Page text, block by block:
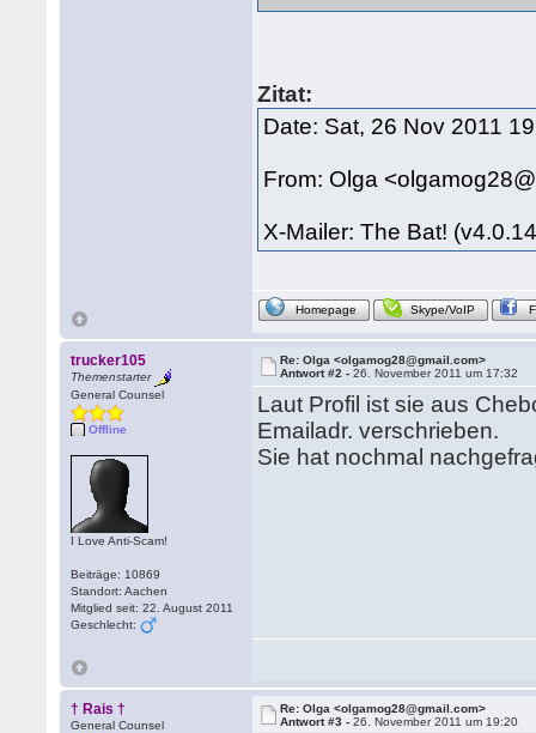
Zitat:
Date: Sat, 26 Nov 2011
From: Olga
X-Mailer: The Bat!
Homepage Skype/VoIP
trucker105
Themenstarter
General Counsel
Offline
I Love Anti-Scam!
Beiträge: 10869
Standort: Aachen
Mitglied seit: 22. August 2011
Geschlecht:
Re: Olga <olgamog28@gmail.com>
Antwort #2 -26. November 2011 um 17:32
Laut Profil ist sie aus
Emailadr. verschrieben.
Sie hat nochmal
† Rais †
General Counsel
Re: Olga <olgamog28@gmail.com>
Antwort #3 -26. November 2011 um 19:20